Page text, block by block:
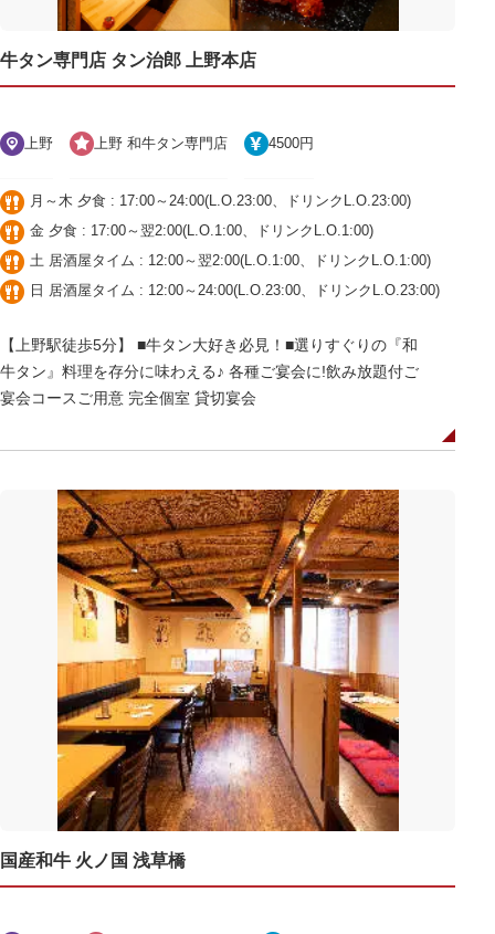
牛タン専門店 タン治郎 上野本店
上野 上野 和牛タン専門店 4500円
月～木 夕食 : 17:00～24:00(L.O.23:00、ドリンクL.O.23:00)
金 夕食 : 17:00～翌2:00(L.O.1:00、ドリンクL.O.1:00)
土 居酒屋タイム : 12:00～翌2:00(L.O.1:00、ドリンクL.O.1:00)
日 居酒屋タイム : 12:00～24:00(L.O.23:00、ドリンクL.O.23:00)
【上野駅徒歩5分】 ■牛タン大好き必見！■選りすぐりの『和
牛タン』料理を存分に味わえる♪ 各種ご宴会に!飲み放題付ご
宴会コースご用意 完全個室 貸切宴会
国産和牛 火ノ国 浅草橋